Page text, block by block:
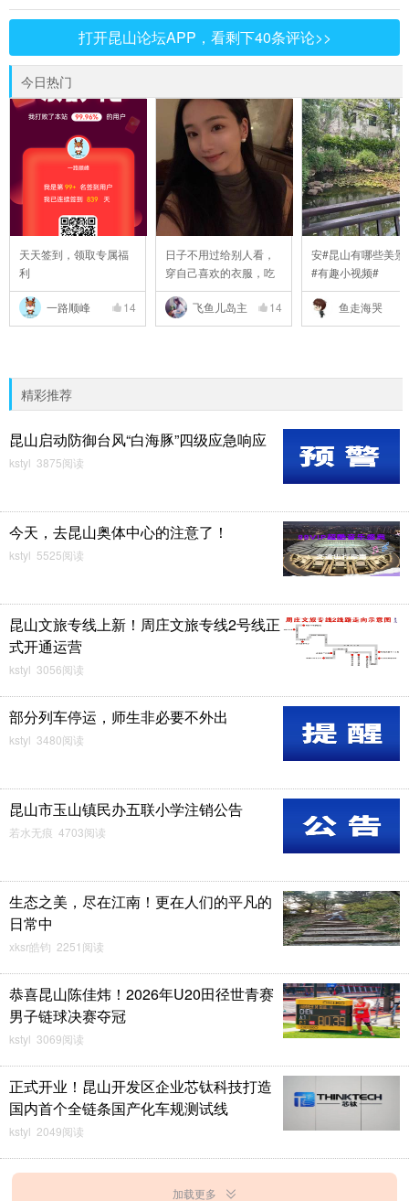
打开昆山论坛APP，看剩下40条评论>>
今日热门
天天签到，领取专属福
利
一路顺峰 14
日子不用过给别人看，
穿自己喜欢的衣服，吃
..
飞鱼儿岛主
14
安#昆山有哪些美景
#有趣小视频#
鱼走海哭
精彩推荐
昆山启动防御台风“白海豚”四级应急响应
kstyl 3875阅读
今天，去昆山奥体中心的注意了！
kstyl 5525阅读
昆山文旅专线上新！周庄文旅专线2号线正
式开通运营
kstyl 3056阅读
部分列车停运，师生非必要不外出
kstyl 3480阅读
昆山市玉山镇民办五联小学注销公告
若水无痕 4703阅读
生态之美，尽在江南！更在人们的平凡的
日常中
xksr皓钧 2251阅读
恭喜昆山陈佳炜！2026年U20田径世青赛
男子链球决赛夺冠
kstyl 3069阅读
正式开业！昆山开发区企业芯钛科技打造
国内首个全链条国产化车规测试线
kstyl 2049阅读
加载更多